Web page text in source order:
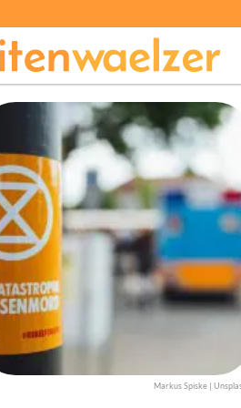
Markus Spiske |